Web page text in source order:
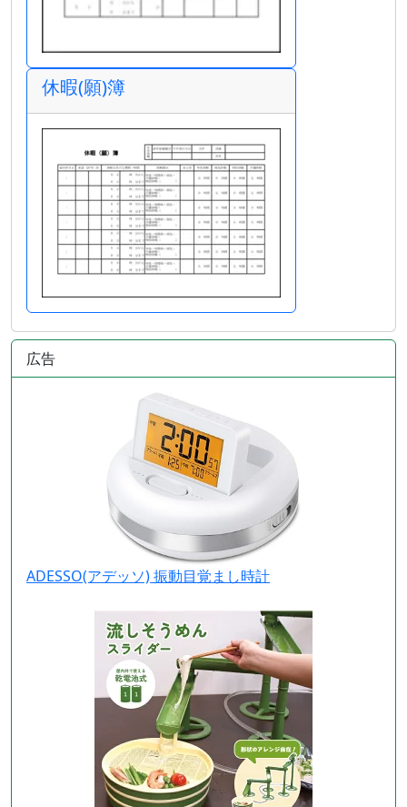
休暇(願)簿
広告
ADESSO(アデッソ) 振動目覚まし時計